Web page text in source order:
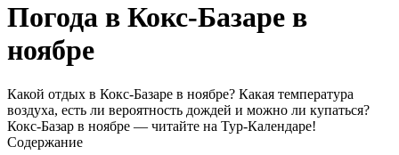
Погода в Кокс-Базаре в
ноябре
Какой отдых в Кокс-Базаре в ноябре? Какая температура
воздуха, есть ли вероятность дождей и можно ли купаться?
Кокс-Базар в ноябре — читайте на Тур-Календаре!
Содержание